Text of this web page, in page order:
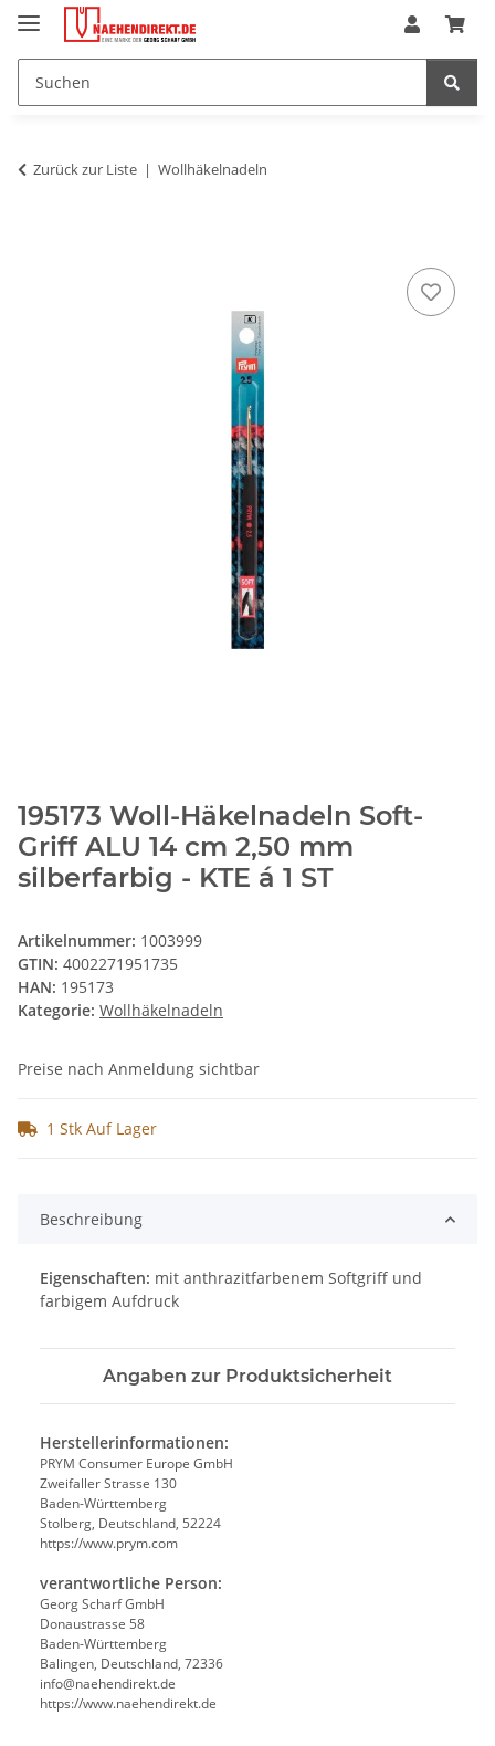
Zurück zur Liste Wollhäkelnadeln
195173 Woll-Häkelnadeln Soft-
Griff ALU 14 cm 2,50 mm
silberfarbig - KTE á 1 ST
Artikelnummer: 1003999
GTIN: 4002271951735
HAN: 195173
Kategorie: Wollhäkelnadeln
Preise nach Anmeldung sichtbar
1 Stk Auf Lager
Beschreibung
Eigenschaften: mit anthrazitfarbenem Softgriff und
farbigem Aufdruck
Angaben zur Produktsicherheit
Herstellerinformationen:
PRYM Consumer Europe GmbH
Zweifaller Strasse 130
Baden-Württemberg
Stolberg, Deutschland, 52224
https://www.prym.com
verantwortliche Person:
Georg Scharf GmbH
Donaustrasse 58
Baden-Württemberg
Balingen, Deutschland, 72336
info@naehendirekt.de
https://www.naehendirekt.de